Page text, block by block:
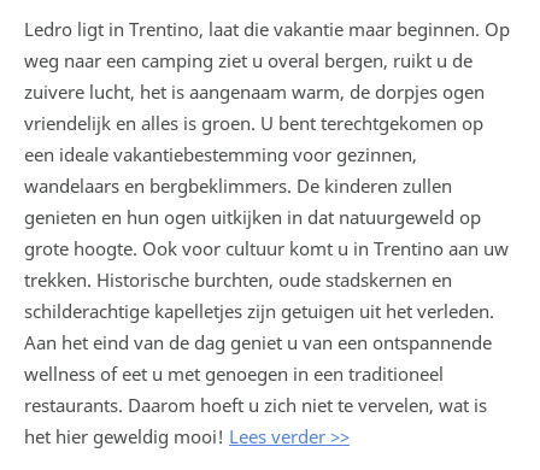
Ledro ligt in Trentino, laat die vakantie maar beginnen. Op
weg naar een camping ziet u overal bergen, ruikt u de
zuivere lucht, het is aangenaam warm, de dorpjes ogen
vriendelijk en alles is groen. U bent terechtgekomen op
een ideale vakantiebestemming voor gezinnen,
wandelaars en bergbeklimmers. De kinderen zullen
genieten en hun ogen uitkijken in dat natuurgeweld op
grote hoogte. Ook voor cultuur komt u in Trentino aan uw
trekken. Historische burchten, oude stadskernen en
schilderachtige kapelletjes zijn getuigen uit het verleden.
Aan het eind van de dag geniet u van een ontspannende
wellness of eet u met genoegen in een traditioneel
restaurants. Daarom hoeft u zich niet te vervelen, wat is
het hier geweldig mooi! Lees verder >>